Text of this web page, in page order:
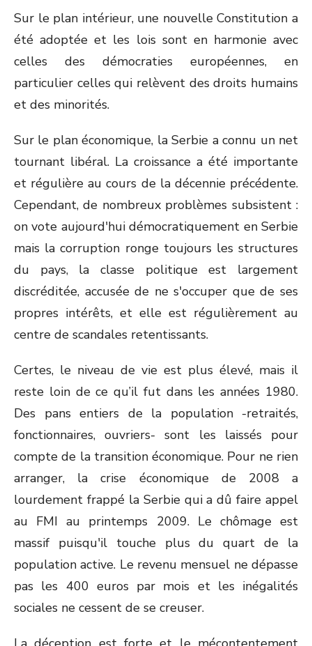
Sur le plan intérieur, une nouvelle Constitution a
été adoptée et les lois sont en harmonie avec
celles des démocraties européennes, en
particulier celles qui relèvent des droits humains
et des minorités.
Sur le plan économique, la Serbie a connu un net
tournant libéral. La croissance a été importante
et régulière au cours de la décennie précédente.
Cependant, de nombreux problèmes subsistent :
on vote aujourd'hui démocratiquement en Serbie
mais la corruption ronge toujours les structures
du pays, la classe politique est largement
discréditée, accusée de ne s'occuper que de ses
propres intérêts, et elle est régulièrement au
centre de scandales retentissants.
Certes, le niveau de vie est plus élevé, mais il
reste loin de ce qu’il fut dans les années 1980.
Des pans entiers de la population -retraités,
fonctionnaires, ouvriers- sont les laissés pour
compte de la transition économique. Pour ne rien
arranger, la crise économique de 2008 a
lourdement frappé la Serbie qui a dû faire appel
au FMI au printemps 2009. Le chômage est
massif puisqu'il touche plus du quart de la
population active. Le revenu mensuel ne dépasse
pas les 400 euros par mois et les inégalités
sociales ne cessent de se creuser.